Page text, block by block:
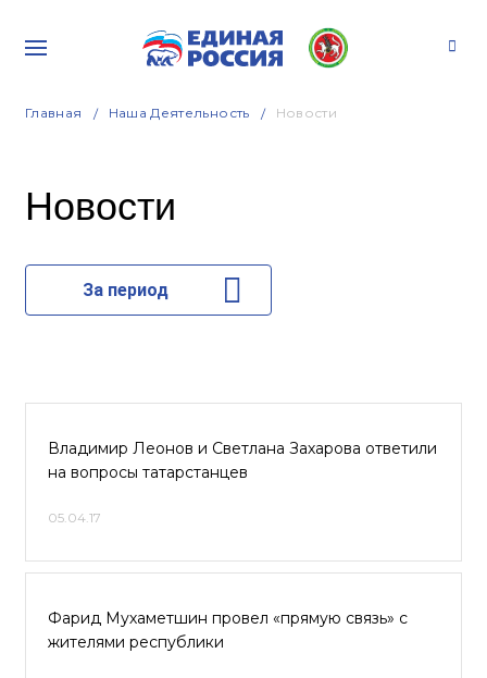
Главная Наша Деятельность Новости
Новости
За период
Владимир Леонов и Светлана Захарова ответили
на вопросы татарстанцев
05.04.17
Фарид Мухаметшин провел «прямую связь» с
жителями республики